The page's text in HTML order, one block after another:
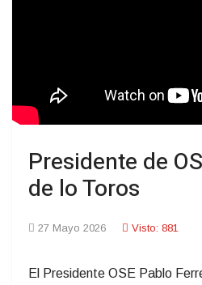
Presidente de
de lo Toros
27 Mayo 2026 Visto: 881
El Presidente OSE Pablo